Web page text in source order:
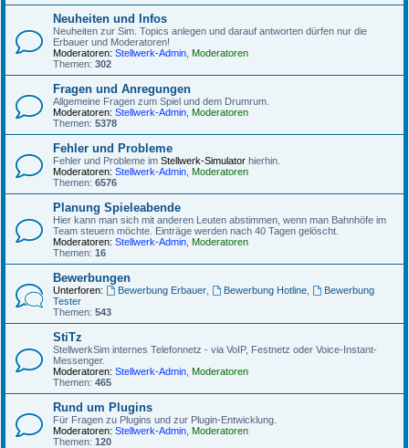
Neuheiten und Infos
Neuheiten zur Sim. Topics anlegen und darauf antworten dürfen nur die
Erbauer und Moderatoren!
Moderatoren: Stellwerk-Admin Moderatoren
Themen: 302
Fragen und Anregungen
Allgemeine Fragen zum Spiel und dem Drumrum.
Moderatoren: Stellwerk-Admin Moderatoren
Themen: 5378
Fehler und Probleme
Fehler und Probleme im Stellwerk-Simulator hierhin.
Moderatoren: Stellwerk-Admin Moderatoren
Themen: 6576
Planung Spieleabende
Hier kann man sich mit anderen Leuten abstimmen, wenn man Bahnhöfe im
Team steuern möchte. Einträge werden nach 40 Tagen gelöscht.
Moderatoren: Stellwerk-Admin Moderatoren
Themen: 16
Bewerbungen
Unterforen: Bewerbung Erbauer, Bewerbung Hotline,
Bewerbung
Tester
Themen: 543
StiTz
StellwerkSim internes Telefonnetz - via VoIP, Festnetz oder Voice-Instant-
Messenger.
Moderatoren: Stellwerk-Admin Moderatoren
Themen: 465
Rund um Plugins
Für Fragen zu Plugins und zur Plugin-Entwicklung.
Moderatoren: Stellwerk-Admin Moderatoren
Themen: 120